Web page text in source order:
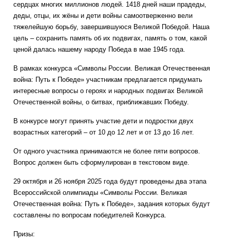
сердцах многих миллионов людей. 1418 дней наши прадеды,
деды, отцы, их жёны и дети войны самоотверженно вели
тяжелейшую борьбу, завершившуюся Великой Победой. Наша
цель – сохранить память об их подвигах, память о том, какой
ценой далась нашему народу Победа в мае 1945 года.
В рамках конкурса «Символы России. Великая Отечественная
война: Путь к Победе» участникам предлагается придумать
интересные вопросы о героях и народных подвигах Великой
Отечественной войны, о битвах, приближавших Победу.
В конкурсе могут принять участие дети и подростки двух
возрастных категорий – от 10 до 12 лет и от 13 до 16 лет.
От одного участника принимаются не более пяти вопросов.
Вопрос должен быть сформулирован в текстовом виде.
29 октября и 26 ноября 2025 года будут проведены два этапа
Всероссийской олимпиады «Символы России. Великая
Отечественная война: Путь к Победе», задания которых будут
составлены по вопросам победителей Конкурса.
Призы: